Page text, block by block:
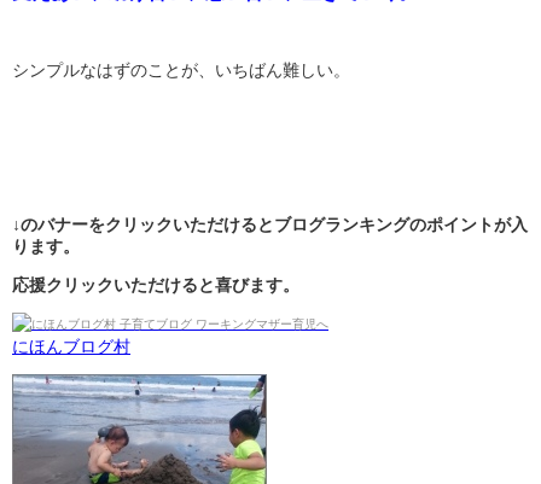
シンプルなはずのことが、いちばん難しい。
↓のバナーをクリックいただけるとブログランキングのポイントが入
ります。
応援クリックいただけると喜びます。
にほんブログ村